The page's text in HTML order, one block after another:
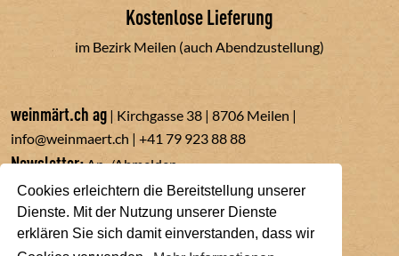
Cookies erleichtern die Bereitstellung unserer
Dienste. Mit der Nutzung unserer Dienste
erklären Sie sich damit einverstanden, dass wir
Kostenlose Lieferung
im Bezirk Meilen (auch Abendzustellung)
weinmärt.ch ag | Kirchgasse 38 | 8706 Meilen |
info@weinmaert.ch | +41 79 923 88 88
Newsletter:An-/Abmelden
AGB|Impressum|Datenschutz